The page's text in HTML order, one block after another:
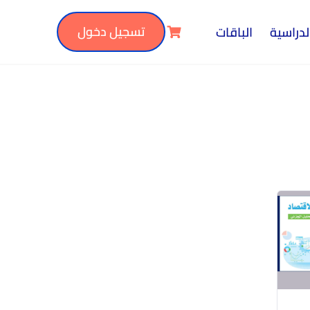
الباقات تسجيل دخول